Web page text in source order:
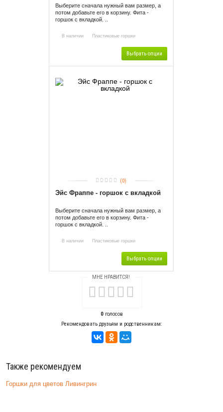
Выберите сначала нужный вам размер, а
потом добавьте его в корзину. Фита -
горшок с вкладкой. ..
В наличии Пластиковые горшки
Выбрать опции
(0)
Эйс Фраппе - горшок с вкладкой
Выберите сначала нужный вам размер, а
потом добавьте его в корзину. Фита -
горшок с вкладкой. ..
В наличии Пластиковые горшки
Выбрать опции
МНЕ НРАВИТСЯ!
0голосов
Рекомендовать друзьям и родственникам:
Также рекомендуем
Горшки для цветов Ливингрин